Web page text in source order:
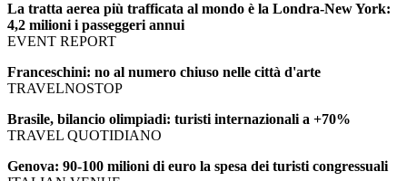
La tratta aerea più trafficata al mondo è la Londra-New York:
4,2 milioni i passeggeri annui
EVENT REPORT
Franceschini: no al numero chiuso nelle città d'arte
TRAVELNOSTOP
Brasile, bilancio olimpiadi: turisti internazionali a +70%
TRAVEL QUOTIDIANO
Genova: 90-100 milioni di euro la spesa dei turisti congressuali